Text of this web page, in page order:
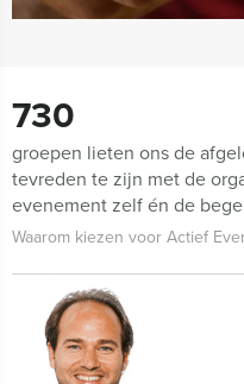
730
groepen lieten ons de
tevreden te zijn met de
evenement zelf én de
Waarom kiezen voor Actief